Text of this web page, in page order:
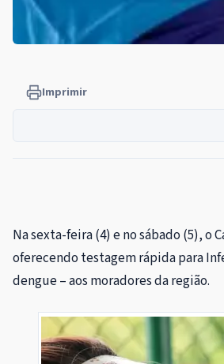
Imprimir
Na sexta-feira (4) e no sábado (5), o
oferecendo testagem rápida para
dengue – aos moradores da região.